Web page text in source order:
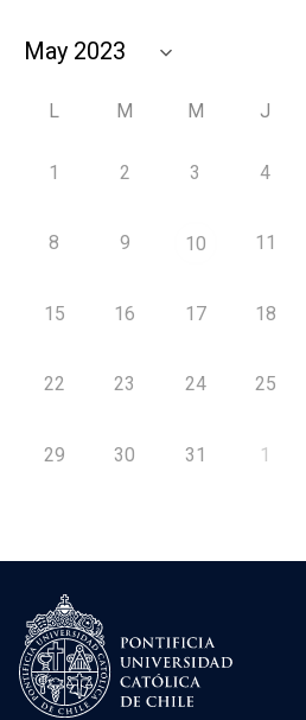
L M M J
1 2 3 4
8 9 10 11
15 16 17 18
22 23 24 25
29 30 31 1